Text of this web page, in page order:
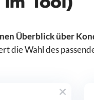
Überblick über
die Wahl des